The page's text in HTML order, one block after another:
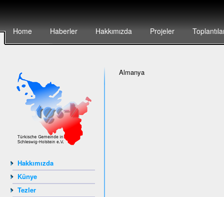
Home Haberler Hakkımızda Projeler
Hakkımızda
Künye
Tezler
Almanya